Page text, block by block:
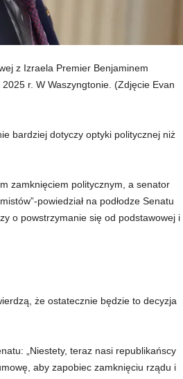
z Izraela Premier Benjaminem
r. W Waszyngtonie. (Zdjęcie Evan
bardziej dotyczy optyki politycznej niż
zamknięciem politycznym, a senator
powiedział na podłodze Senatu
o powstrzymanie się od podstawowej i
że ostatecznie będzie to decyzja
„Niestety, teraz nasi republikańscy
aby zapobiec zamknięciu rządu i